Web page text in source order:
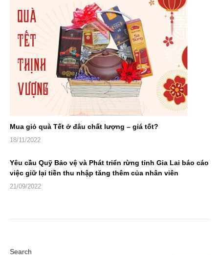
Mua giỏ quà Tết ở đâu chất lượng – giá tốt?
18/11/2022
Yêu cầu Quỹ Bảo vệ và Phát triển rừng tỉnh Gia Lai báo cáo
việc giữ lại tiền thu nhập tăng thêm của nhân viên
21/09/2022
Search